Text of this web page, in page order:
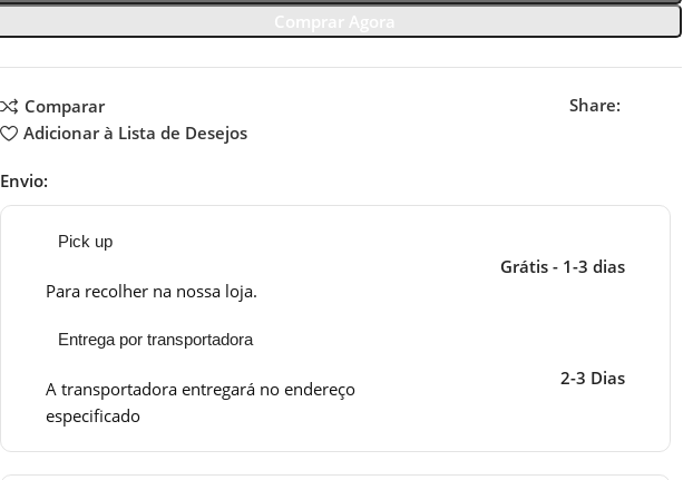
Comparar
Adicionar à Lista de Desejos
Share:
Envio:
Pick up
Para recolher na nossa loja.
Grátis - 1-3 dias
Entrega por transportadora
A transportadora entregará no endereço
especificado
2-3 Dias